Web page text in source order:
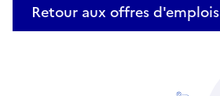
Retour aux offres d'emplois